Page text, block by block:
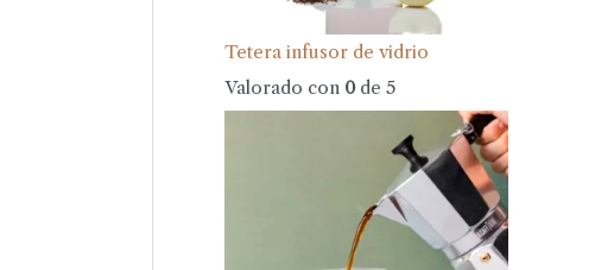
Tetera infusor de vidrio
Valorado con 0de 5